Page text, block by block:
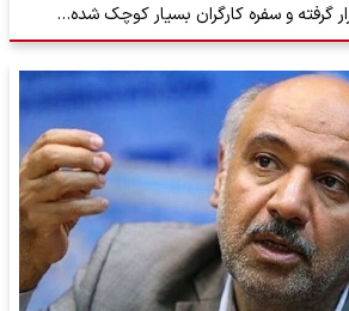
گرفته و سفره کارگران بسیار کوچک شده…